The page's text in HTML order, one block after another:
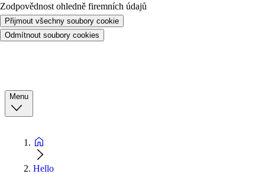
Zodpovědnost ohledně firemních údajů
Přijmout všechny soubory cookie
Odmítnout soubory cookies
Menu
Hello